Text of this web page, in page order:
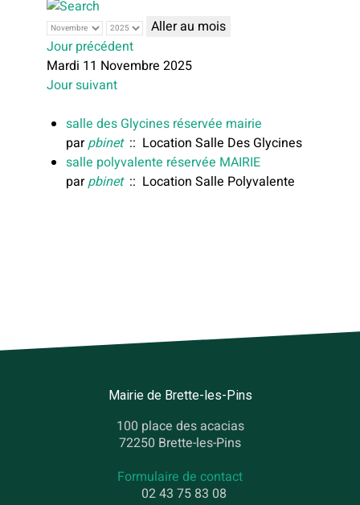
Aller au mois
Jour précédent
Mardi 11 Novembre 2025
Jour suivant
salle des Glycines réservée mairie
parpbinet:: Location Salle Des Glycines
salle polyvalente réservée MAIRIE
parpbinet:: Location Salle Polyvalente
Mairie de Brette-les-Pins
100 place des acacias
72250 Brette-les-Pins
Formulaire de contact
02 43 75 83 08